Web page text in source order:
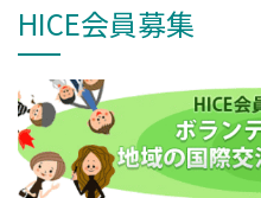
HICE会員募集